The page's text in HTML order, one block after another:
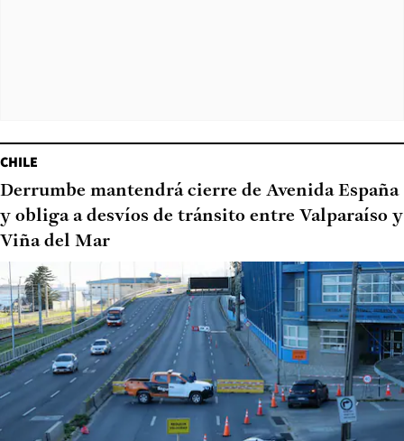
CHILE
Derrumbe mantendrá cierre de Avenida España
y obliga a desvíos de tránsito entre Valparaíso y
Viña del Mar